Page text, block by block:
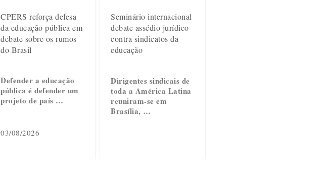
CPERS reforça defesa
da educação pública em
debate sobre os rumos
do Brasil
Defender a educação
pública é defender um
projeto de país …
03/08/2026
Seminário internacional
debate assédio jurídico
contra sindicatos da
educação
Dirigentes sindicais de
toda a América Latina
reuniram-se em
Brasília, …